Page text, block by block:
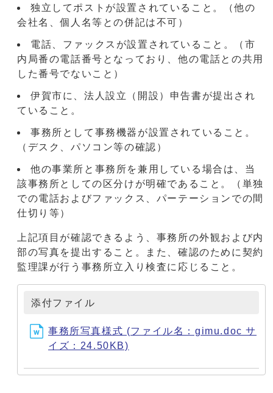
独立してポストが設置されていること。（他の
会社名、個人名等との併記は不可）
電話、ファックスが設置されていること。（市
内局番の電話番号となっており、他の電話との共用
した番号でないこと）
伊賀市に、法人設立（開設）申告書が提出され
ていること。
事務所として事務機器が設置されていること。
（デスク、パソコン等の確認）
他の事業所と事務所を兼用している場合は、当
該事務所としての区分けが明確であること。（単独
での電話およびファックス、パーテーションでの間
仕切り等）
上記項目が確認できるよう、事務所の外観および内
部の写真を提出すること。また、確認のために契約
監理課が行う事務所立入り検査に応じること。
添付ファイル
事務所写真様式 (ファイル名：gimu.doc サ
イズ：24.50KB)